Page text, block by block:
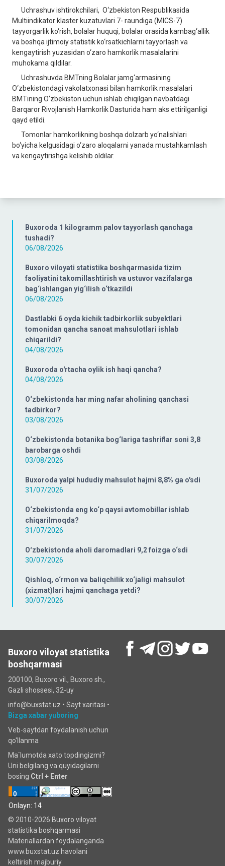
Buxoroda 1 kilogramm palov tayyorlash qanchaga
tushadi?
06/08/2026
Buxoro viloyati statistika boshqarmasida tizim
faoliyatini takomillashtirish va ustuvor vazifalarga
bag‘ishlangan yig‘ilish o‘tkazildi
06/08/2026
Dastlabki 6 oyda kichik tadbirkorlik subyektlari
tomonidan qancha sanoat mahsulotlari ishlab
chiqarildi?
04/08/2026
Buxoroda o'rtacha oylik ish haqi qancha?
04/08/2026
O‘zbekistonda har ming nafar aholining qanchasi
tadbirkor?
03/08/2026
O‘zbekistonda botanika bog‘lariga tashriflar soni 3,8
barobarga oshdi
03/08/2026
Buxoroda yalpi hududiy mahsulot hajmi 8,8% ga o'sdi
31/07/2026
O‘zbekistonda eng ko‘p qaysi avtomobillar ishlab
chiqarilmoqda?
31/07/2026
Oʻzbekistonda aholi daromadlari 9,2 foizga o‘sdi
30/07/2026
Qishloq, o‘rmon va baliqchilik xo‘jaligi mahsulot
(xizmat)lari hajmi qanchaga yetdi?
30/07/2026
Uchrashuv ishtirokchilari, O‘zbekiston Respublikasida
Multiindikator klaster kuzatuvlari 7- raundiga (MICS-7)
tayyorgarlik ko‘rish, bolalar huquqi, bolalar orasida kambag‘allik
va boshqa ijtimoiy statistik ko‘rsatkichlarni tayyorlash va
kengaytirish yuzasidan o‘zaro hamkorlik masalalarini
muhokama qildilar.
Uchrashuvda BMTning Bolalar jamg‘armasining
O‘zbekistondagi vakolatxonasi bilan hamkorlik masalalari
BMTining O‘zbekiston uchun ishlab chiqilgan navbatdagi
Barqaror Rivojlanish Hamkorlik Dasturida ham aks ettirilganligi
qayd etildi.
Tomonlar hamkorlikning boshqa dolzarb yo‘nalishlari
bo‘yicha kelgusidagi o‘zaro aloqalarni yanada mustahkamlash
va kengaytirishga kelishib oldilar.
Buxoro viloyat statistika
boshqarmasi
200100, Buxoro vil., Buxoro sh.,
Gazli shossesi, 32-uy
info@buxstat.uz • Sayt xaritasi •
Bizga xabar yuboring
Veb-saytdan foydalanish uchun
qo'llanma
Ma`lumotda xato topdingizmi?
Uni belgilang va quyidagilarni
bosing Ctrl + Enter
Onlayn: 14
© 2010-2026 Buxoro viloyat
statistika boshqarmasi
Materiallardan foydalanganda
www.buxstat.uz havolani
keltirish majburiy.